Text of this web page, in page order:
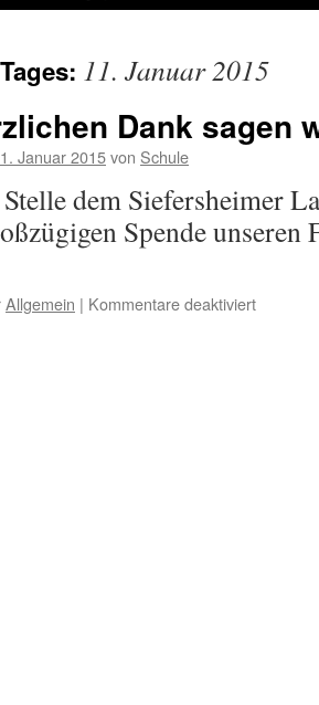
11. Januar 2015
Dank sagen
Januar 2015von Schule
dem Siefersheimer
Spende unseren
Allgemein | Kommentare deaktiviertfür